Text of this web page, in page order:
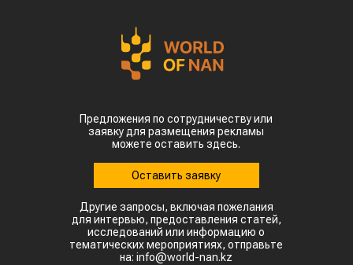
Предложения по сотрудничеству или
заявку для размещения рекламы
можете оставить здесь.
Оставить заявку
Другие запросы, включая пожелания
для интервью, предоставления статей,
исследований или информацию о
тематических мероприятиях, отправьте
на: info@world-nan.kz